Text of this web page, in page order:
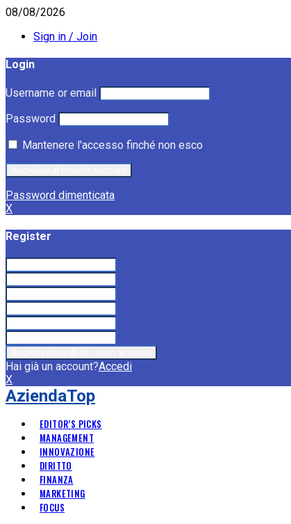
08/08/2026
Sign in / Join
Login
Username or email
Password
Mantenere l'accesso finché non esco
Password dimenticata
X
Register
Hai già un account?Accedi
X
AziendaTop
EDITOR’S PICKS
MANAGEMENT
INNOVAZIONE
DIRITTO
FINANZA
MARKETING
FOCUS